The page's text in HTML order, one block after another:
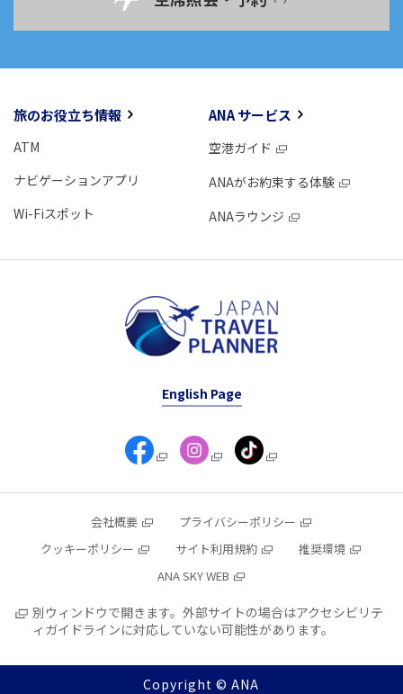
旅のお役立ち情報
ATM
ナビゲーションアプリ
Wi-Fiスポット
ANA サービス
空港ガイド
ANAがお約束する体験
ANAラウンジ
English Page
会社概要
プライバシーポリシー
クッキーポリシー
サイト利用規約
推奨環境
ANA SKY WEB
別ウィンドウで開きます。外部サイトの場合はアクセシビリテ
ィガイドラインに対応していない可能性があります。
Copyright © ANA